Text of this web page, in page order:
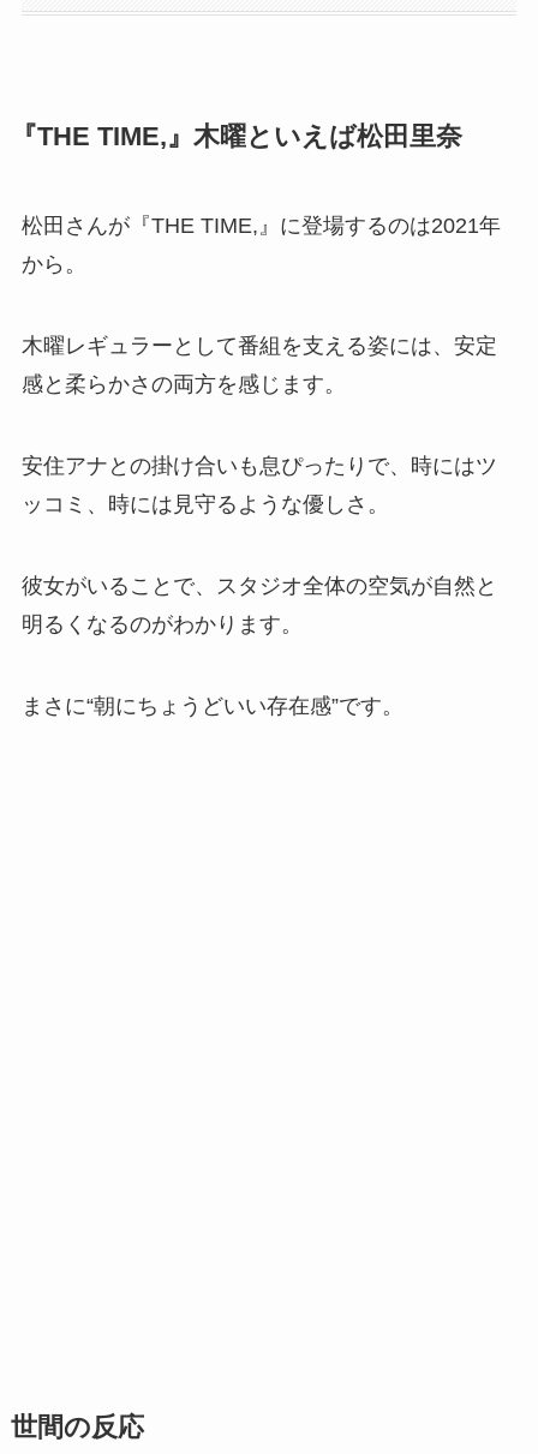
『THE TIME,』木曜といえば松田里奈
松田さんが『THE TIME,』に登場するのは2021年
から。
木曜レギュラーとして番組を支える姿には、安定
感と柔らかさの両方を感じます。
安住アナとの掛け合いも息ぴったりで、時にはツ
ッコミ、時には見守るような優しさ。
彼女がいることで、スタジオ全体の空気が自然と
明るくなるのがわかります。
まさに“朝にちょうどいい存在感”です。
世間の反応